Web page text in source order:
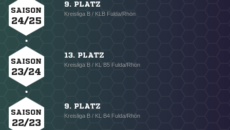
SAISON
24/25
9. PLATZ
Kreisliga B / KLB Fulda/Rhön
SAISON
23/24
13. PLATZ
Kreisliga B / KL B5 Fulda/Rhön
SAISON
22/23
9. PLATZ
Kreisliga B / KL B4 Fulda/Rhön